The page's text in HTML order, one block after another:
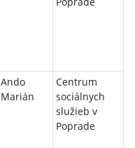
Ando
Marián
Centrum
sociálnych
služieb v
Poprade